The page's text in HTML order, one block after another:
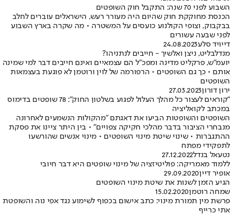
השבוע לפני 70 שנה: התקבל חוק השופטים
הכנסת מחוקקת חוק שהיום היה מעורר רעש, הישראלים עוברים לחלב
בבקבוק, וצופי הקולנוע כועסים על המשטרה • מה שקרה בארץ השבוע
לפני שבעה עשורים
דייויד סלע24.08.2023
מנדלבליט, ניצן ואלשיך - חייבים לנתניהו?
יועמ"ש, פרקליט מדינה ומפכ"ל הם עצמאיים ואינם חייבים דבר למי שמינה
אותם • כך גם השופטים • הרפורמה של לוין ורוטמן לא פוגעת בעצמאות
השופטים
ירון דורון27.03.2023
"קוראים לעצור כל מהלך העלול לפגוע בשלטון החוק": 78 שופטים בדימוס
במכתב לקואליציה
השופטים והשופטות הביעו את דאגתם "מהקולות הנשמעים לאחרונה
מנבחרי הציבור בדבר מהלכי חקיקה צפויים" • בין היתר ציינו את פסקת
ההתגברות • שינוי שיטת מינוי השופטים • מינוי אנשים שהורשעו
לתפקידי מפתח
נטעאל בנדל27.12.2022
ללמוד מאמריקה: פוליטיזציה של מינוי שופטים היא דבר חיובי
אופיר דיין29.09.2020
הגיע הזמן לשנות את שיטת מינוי השופטים
שמחה רוטמן15.02.2020
פרשת מין תמורת מינוי: כתב אישום בכפוף לשימוע נגד אפי נוה והשופטת
אתי כרייף